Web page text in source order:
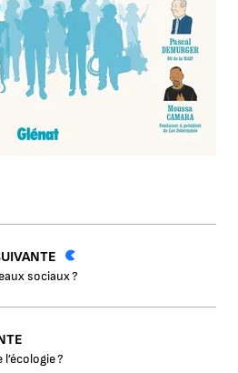
?
sociaux ?